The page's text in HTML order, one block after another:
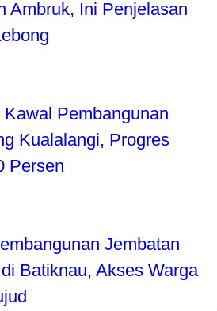
Ambruk, Ini Penjelasan
Pembangunan
Kualalangi, Progres
Persen
Jembatan
Batiknau, Akses Warga